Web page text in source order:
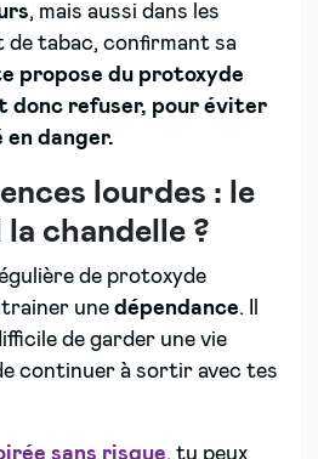
, mais aussi dans les
de tabac, confirmant sa
propose du protoxyde
donc refuser, pour éviter
danger.
lourdes : le
chandelle ?
de protoxyde
une dépendance. Il
de garder une vie
continuer à sortir avec tes